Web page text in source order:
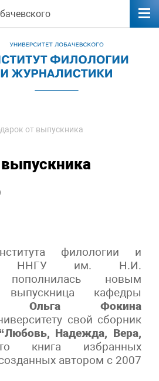
от выпускника
филологии и
ННГУ им. Н.И.
пополнилась новым
кафедры
Ольга Фокина
свой сборник
“Любовь, Надежда, Вера,
книга избранных
автором с 2007